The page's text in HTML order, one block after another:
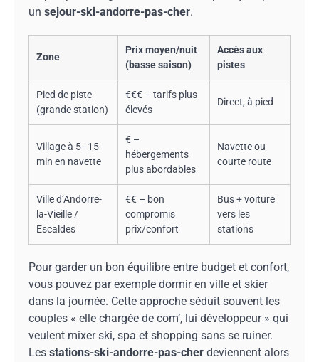
un sejour-ski-andorre-pas-cher.
Zone
Prix moyen/nuit
(basse saison)
Accès aux
pistes
Pied de piste
(grande station)
€€€ – tarifs plus
élevés
Direct, à pied
Village à 5–15
min en navette
€ –
hébergements
plus abordables
Navette ou
courte route
Ville d’Andorre-
la-Vieille /
Escaldes
€€ – bon
compromis
prix/confort
Bus + voiture
vers les
stations
Pour garder un bon équilibre entre budget et confort,
vous pouvez par exemple dormir en ville et skier
dans la journée. Cette approche séduit souvent les
couples « elle chargée de com’, lui développeur » qui
veulent mixer ski, spa et shopping sans se ruiner.
Les stations-ski-andorre-pas-cher deviennent alors